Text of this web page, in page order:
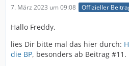
7. März 2023 um 09:08 Offizieller
Hallo Freddy,
lies Dir bitte mal das hier durch:
die BP, besonders ab Beitrag #11.